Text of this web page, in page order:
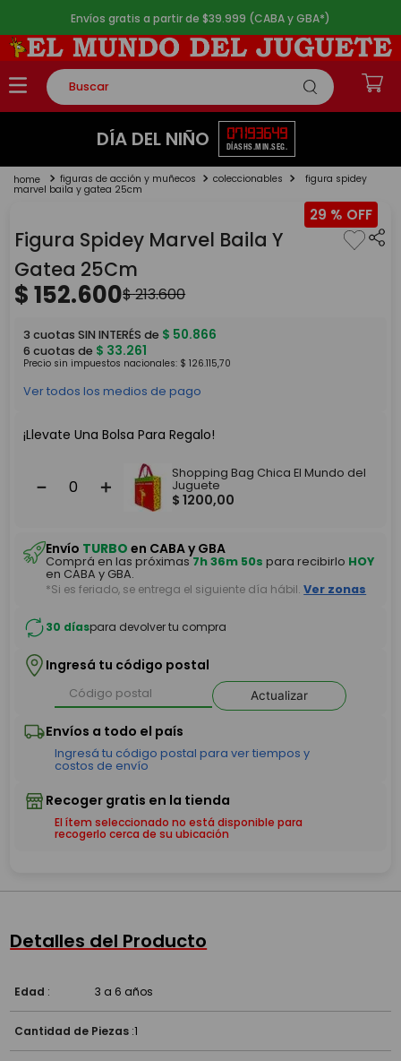
Envíos gratis a partir de $39.999 (CABA y GBA*)
Buscar
TÉRMINOS MÁS BUSCADOS
2.
lego
4 .
monopatin
5. toy story
DÍA DEL NIÑO 07
DÍAS
19
HS.
36
MIN.
49
SEG.
figuras de acción y muñecos coleccionables figura spidey
marvel baila y gatea 25cm
29 %
Figura Spidey Marvel Baila Y
Gatea 25Cm
$152.600$213.600
3 cuotas SIN INTERÉS de $ 50.866
6 cuotas de $ 33.261
Precio sin impuestos nacionales: $ 126.115,70
Ver todos los medios de pago
¡Llevate Una Bolsa Para Regalo!
＋
－
Shopping Bag Chica El Mundo del
Juguete
$ 1200,00
Envío TURBO en CABA y GBA
Comprá en las próximas7h 36m 50s para recibirlo HOY
en CABA y GBA.
*Si es feriado, se entrega el siguiente día hábil. Ver zonas
30 díaspara devolver tu compra
Ingresá tu código postal
Actualizar
El ítem seleccionado no está disponible para
recogerlo cerca de su ubicación
Detalles del Producto
Edad : 3 a 6 años
Cantidad de Piezas :1